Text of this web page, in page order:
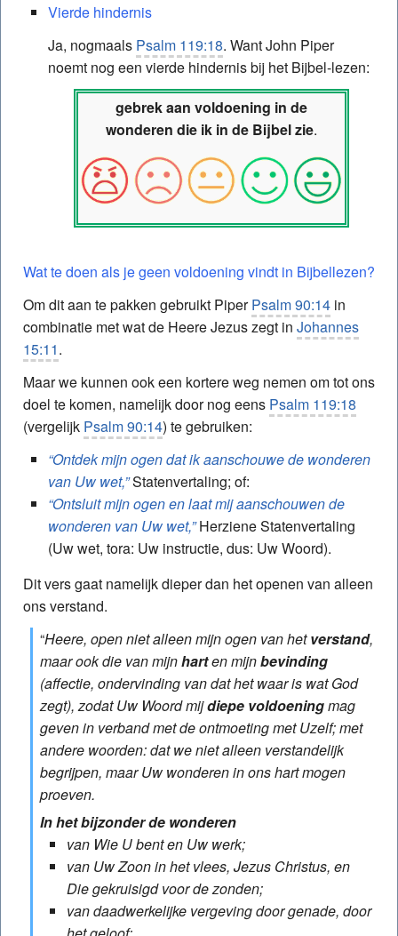
Vierde hindernis
Ja, nogmaals Psalm 119:18. Want John Piper
noemt nog een vierde hindernis bij het Bijbel-lezen:
gebrek aan voldoening in de
wonderen die ik in de Bijbel zie.
Wat te doen als je geen voldoening vindt in Bijbellezen?
Om dit aan te pakken gebruikt PiperPsalm 90:14 in
combinatie met wat de Heere Jezus zegt in Johannes
15:11.
Maar we kunnen ook een kortere weg nemen om tot ons
doel te komen, namelijk door nog eens Psalm 119:18
(vergelijk Psalm 90:14) te gebruiken:
“Ontdek mijn ogen dat ik aanschouwe de wonderen
van Uw wet,”Statenvertaling; of:
“Ontsluit mijn ogen en laat mij aanschouwen de
wonderen van Uw wet,”Herziene Statenvertaling
(Uw wet, tora: Uw instructie, dus: Uw Woord).
Dit vers gaat namelijk dieper dan het openen van alleen
ons verstand.
“Heere, open niet alleen mijn ogen van hetverstand,
maar ook die van mijnharten mijnbevinding
(affectie, ondervinding van dat het waar is wat God
zegt), zodat Uw Woord mijdiepe voldoeningmag
geven in verband met de ontmoeting met Uzelf; met
andere woorden:dat we niet alleen verstandelijk
begrijpen, maarUw wonderen in ons hart mogen
proeven.
In het bijzonder de wonderen
van Wie U bent en Uw werk;
van Uw Zoon in het vlees, Jezus Christus, en
Die gekruisigd voor de zonden;
van daadwerkelijke vergeving door genade, door